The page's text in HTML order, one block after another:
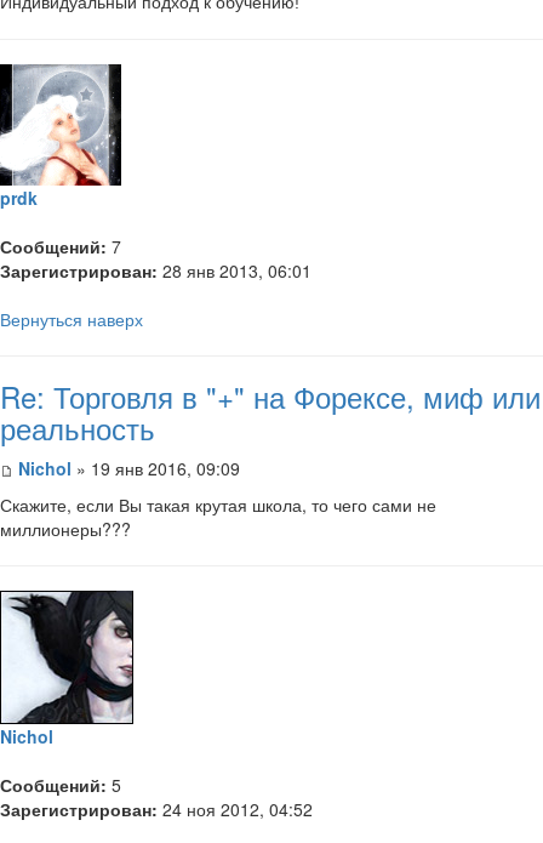
prdk
Сообщений: 7
Зарегистрирован: 28 янв 2013, 06:01
Вернуться наверх
Re: Торговля в "+" на Форексе, миф или
реальность
Nichol » 19 янв 2016, 09:09
Скажите, если Вы такая крутая школа, то чего сами не
миллионеры???
Nichol
Сообщений: 5
Зарегистрирован: 24 ноя 2012, 04:52